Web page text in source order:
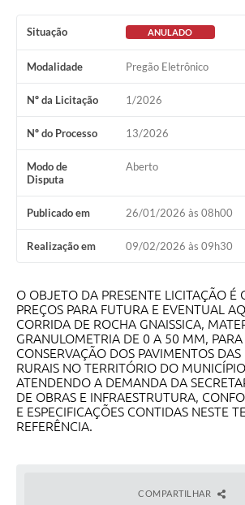
Situação ANULADO
Modalidade Pregão Eletrônico
Nº da Licitação 1/2026
Nº do Processo 13/2026
Modo de
Disputa
Aberto
Publicado em 26/01/2026 às 08h00
Realização em 09/02/2026 às 09h30
O OBJETO DA PRESENTE LICITAÇÃO É
PREÇOS PARA FUTURA E EVENTUAL
CORRIDA DE ROCHA GNAISSICA,
GRANULOMETRIA DE 0 A 50 MM, PARA
CONSERVAÇÃO DOS PAVIMENTOS DAS
RURAIS NO TERRITÓRIO DO
ATENDENDO A DEMANDA DA
DE OBRAS E INFRAESTRUTURA,
E ESPECIFICAÇÕES CONTIDAS NESTE
REFERÊNCIA.
COMPARTILHAR